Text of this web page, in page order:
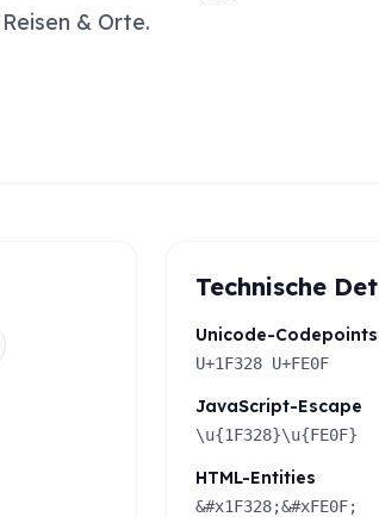
& Orte.
Technische
Unicode-Codepoints
U+1F328 U+FE0F
JavaScript-Escape
\u{1F328}\u{FE0F}
HTML-Entities
&#x1F328;&#xFE0F;